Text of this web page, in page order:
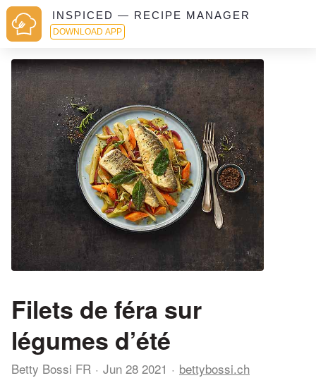
INSPICED — RECIPE MANAGER
DOWNLOAD APP
Filets de féra sur
légumes d’été
Betty Bossi FR Jun 28 2021 bettybossi.ch